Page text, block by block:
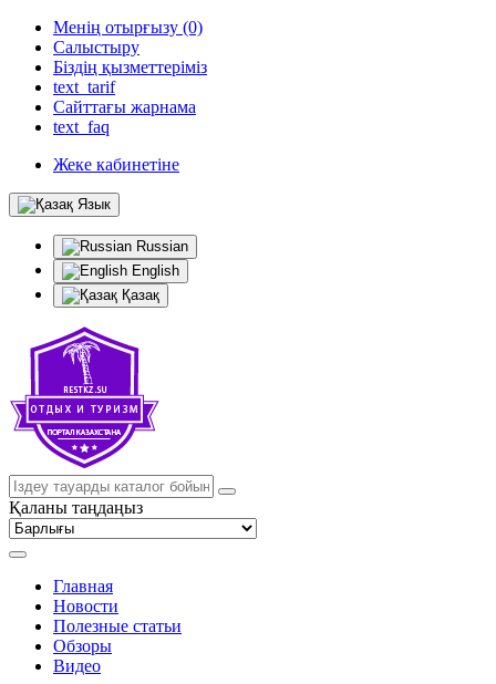
Менің отырғызу (0)
Салыстыру
Біздің қызметтеріміз
text_tarif
Сайттағы жарнама
text_faq
Жеке кабинетіне
Язык
Russian
English
Қазақ
Қаланы таңдаңыз
Главная
Новости
Полезные статьи
Обзоры
Видео